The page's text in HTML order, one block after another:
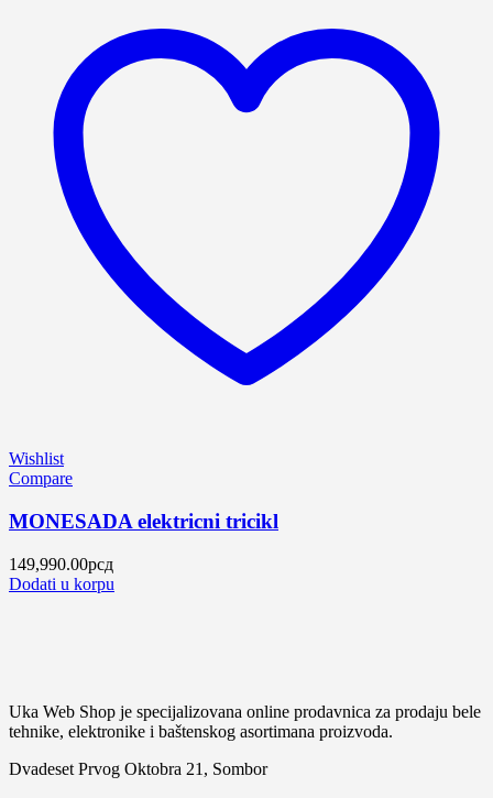
Wishlist
Compare
MONESADA elektricni tricikl
149,990.00рсд
Dodati u korpu
Uka Web Shop je specijalizovana online prodavnica za prodaju bele
tehnike, elektronike i baštenskog asortimana proizvoda.
Dvadeset Prvog Oktobra 21, Sombor